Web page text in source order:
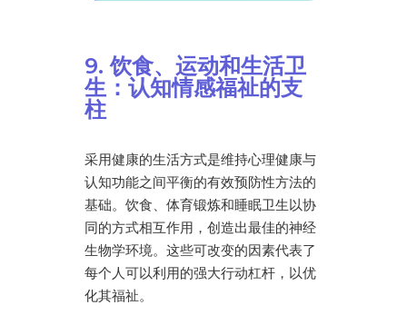
9. 饮食、运动和生活卫
生：认知情感福祉的支
柱
采用健康的生活方式是维持心理健康与
认知功能之间平衡的有效预防性方法的
基础。饮食、体育锻炼和睡眠卫生以协
同的方式相互作用，创造出最佳的神经
生物学环境。这些可改变的因素代表了
每个人可以利用的强大行动杠杆，以优
化其福祉。